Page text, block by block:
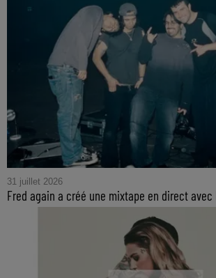
31 juillet 2026
Fred again a créé une mixtape en direct avec